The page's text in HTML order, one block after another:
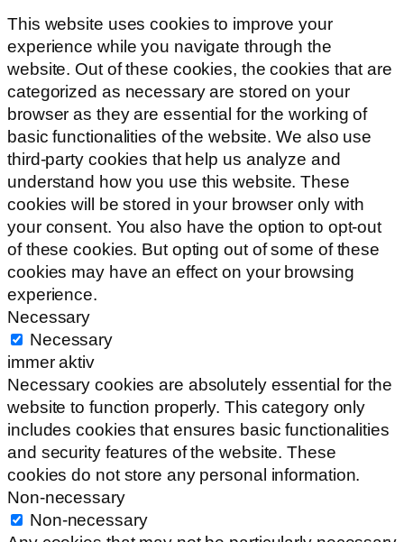
This website uses cookies to improve your
experience while you navigate through the
website. Out of these cookies, the cookies that are
categorized as necessary are stored on your
browser as they are essential for the working of
basic functionalities of the website. We also use
third-party cookies that help us analyze and
understand how you use this website. These
cookies will be stored in your browser only with
your consent. You also have the option to opt-out
of these cookies. But opting out of some of these
cookies may have an effect on your browsing
experience.
Necessary
Necessary
immer aktiv
Necessary cookies are absolutely essential for the
website to function properly. This category only
includes cookies that ensures basic functionalities
and security features of the website. These
cookies do not store any personal information.
Non-necessary
Non-necessary